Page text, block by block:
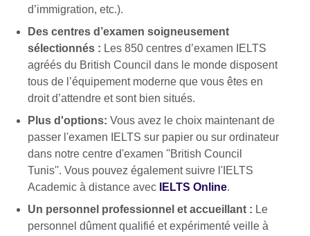
d’immigration, etc.).
Des centres d’examen soigneusement
sélectionnés : Les 850 centres d’examen IELTS
agréés du British Council dans le monde disposent
tous de l’équipement moderne que vous êtes en
droit d’attendre et sont bien situés.
Plus d'options: Vous avez le choix maintenant de
passer l'examen IELTS sur papier ou sur ordinateur
dans notre centre d'examen ''British Council
Tunis''. Vous pouvez également suivre l'IELTS
Academic à distance avec
IELTS Online.
Un personnel professionnel et accueillant : Le
personnel dûment qualifié et expérimenté veille à